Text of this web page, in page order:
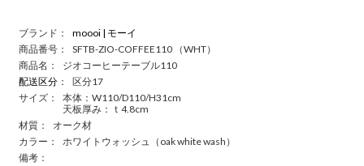
ブランド：
moooi | モーイ
商品番号：
SFTB-ZIO-COFFEE110 （WHT）
商品名：
ジオコーヒーテーブル110
配送区分 ：
区分17
サイズ：
本体：W110/D110/H31cm
天板厚み：ｔ4.8cm
材質：
オーク材
カラー：
ホワイトウォッシュ（oak white wash）
備考：